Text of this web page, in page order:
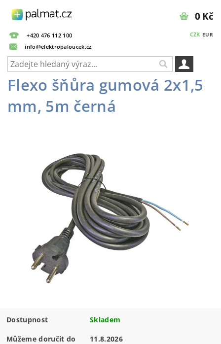
+420 476 112 100
info@elektropaloucek.cz
CZK EUR
0 Kč
Flexo šňůra gumová 2x1,5
mm, 5m černá
Dostupnost Skladem
Můžeme doručit do 11.8.2026